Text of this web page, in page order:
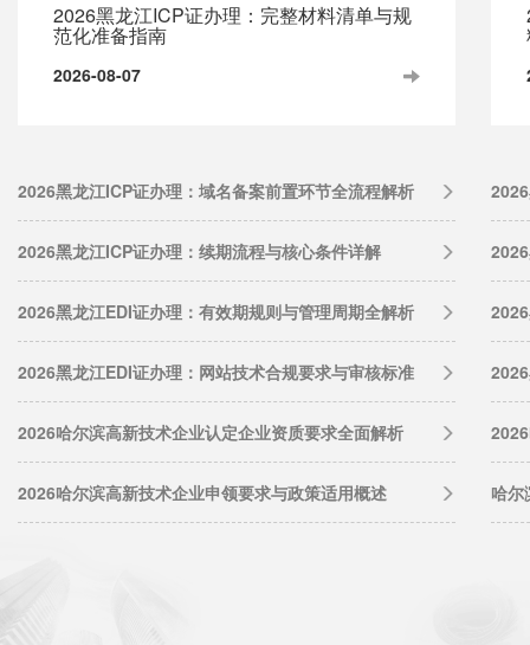
2026黑龙江ICP证办理：完整材料清单与规
范化准备指南
2026-08-07
2026黑龙江ICP证办理：域名备案前置环节全流程解析
2026黑龙江ICP证办理：续期流程与核心条件详解
2026黑龙江EDI证办理：有效期规则与管理周期全解析
2026黑龙江EDI证办理：网站技术合规要求与审核标准
2026哈尔滨高新技术企业认定企业资质要求全面解析
2026哈尔滨高新技术企业申领要求与政策适用概述 哈尔